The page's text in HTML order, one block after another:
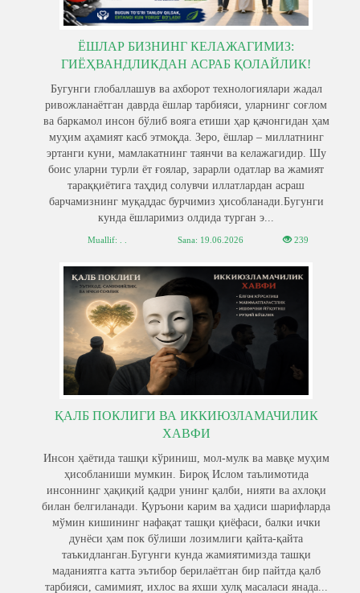
ЁШЛАР БИЗНИНГ КЕЛАЖАГИМИЗ:
ГИЁҲВАНДЛИКДАН АСРАБ ҚОЛАЙЛИК!
Бугунги глобаллашув ва ахборот технологиялари жадал
ривожланаётган даврда ёшлар тарбияси, уларнинг соғлом
ва баркамол инсон бўлиб вояга етиши ҳар қачонгидан ҳам
муҳим аҳамият касб этмоқда. Зеро, ёшлар – миллатнинг
эртанги куни, мамлакатнинг таянчи ва келажагидир. Шу
боис уларни турли ёт ғоялар, зарарли одатлар ва жамият
тараққиётига таҳдид солувчи иллатлардан асраш
барчамизнинг муқаддас бурчимиз ҳисобланади.Бугунги
кунда ёшларимиз олдида турган э...
Muallif: . . Sana: 19.06.2026 239
ҚАЛБ ПОКЛИГИ ВА ИККИЮЗЛАМАЧИЛИК
ХАВФИ
Инсон ҳаётида ташқи кўриниш, мол-мулк ва мавқе муҳим
ҳисобланиши мумкин. Бироқ Ислом таълимотида
инсоннинг ҳақиқий қадри унинг қалби, нияти ва ахлоқи
билан белгиланади. Қуръони карим ва ҳадиси шарифларда
мўмин кишининг нафақат ташқи қиёфаси, балки ички
дунёси ҳам пок бўлиши лозимлиги қайта-қайта
таъкидланган.Бугунги кунда жамиятимизда ташқи
маданиятга катта эътибор берилаётган бир пайтда қалб
тарбияси, самимият, ихлос ва яхши хулқ масаласи янада...